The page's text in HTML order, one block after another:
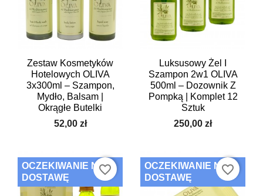
Zestaw Kosmetyków
Hotelowych OLIVA
3x300ml – Szampon,
Mydło, Balsam |
Okrągłe Butelki
52,00 zł
Luksusowy Żel I
Szampon 2w1 OLIVA
500ml – Dozownik Z
Pompką | Komplet 12
Sztuk
250,00 zł
OCZEKIWANIE NA
DOSTAWĘ
favorite_border
OCZEKIWANIE NA
DOSTAWĘ
favorite_border